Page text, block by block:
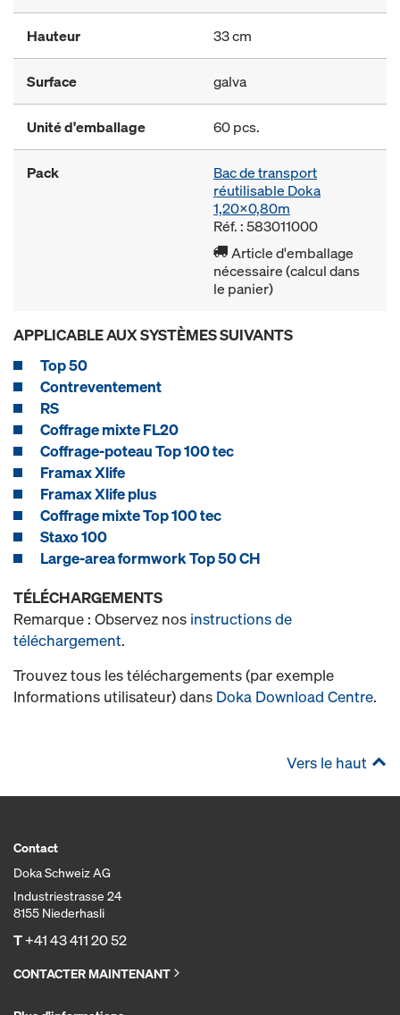
Hauteur 33 cm
Surface galva
Unité d'emballage 60 pcs.
Pack
Bac de transport
réutilisable Doka
1,20x0,80m
Réf. : 583011000
Article d'emballage
nécessaire (calcul dans
le panier)
APPLICABLE AUX SYSTÈMES SUIVANTS
Top 50
Contreventement
RS
Coffrage mixte FL20
Coffrage-poteau Top 100 tec
Framax Xlife
Framax Xlife plus
Coffrage mixte Top 100 tec
Staxo 100
Large-area formwork Top 50 CH
TÉLÉCHARGEMENTS
Remarque : Observez nos instructions de
téléchargement.
Trouvez tous les téléchargements (par exemple
Informations utilisateur) dans Doka Download Centre.
Vers le haut
Contact
Doka Schweiz AG
Industriestrasse 24
8155 Niederhasli
T+41 43 411 20 52
CONTACTER MAINTENANT